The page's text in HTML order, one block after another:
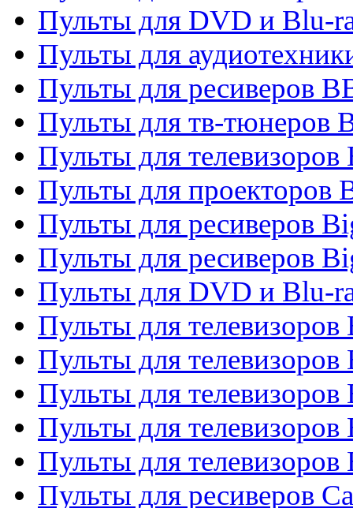
Пульты для DVD и Blu-
Пульты для
Пульты для ресиверов
Пульты для тв-тюнеров
Пульты для телевизоров
Пульты для проекторов
Пульты для ресиверов
Пульты для ресиверов
Пульты для DVD и Blu-
Пульты для телевизоров
Пульты для телевизоров
Пульты для телевизоров
Пульты для телевизоров
Пульты для телевизоров
Пульты для ресиверов